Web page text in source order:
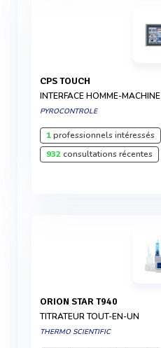
CPS TOUCH
INTERFACE HOMME-MACHINE
PYROCONTROLE
1professionnels intéressés
932consultations récentes
ORION STAR T940
TITRATEUR TOUT-EN-UN
THERMO SCIENTIFIC